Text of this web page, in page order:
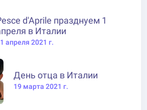
d'Aprile празднуем 1
в Италии
апреля 2021 г.
День отца в Италии
19 марта 2021 г.